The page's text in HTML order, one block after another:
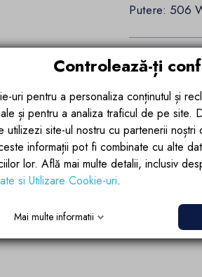
Putere: 506
Detalii ale
Recenzii
Controlează-ți
uri pentru a personaliza conținutul și
și pentru a analiza traficul de pe site.
utilizezi site-ul nostru cu partenerii
informații pot fi combinate cu alte
lor. Află mai multe detalii, inclusiv
si Utilizare Cookie-uri.
Mai multe informatii